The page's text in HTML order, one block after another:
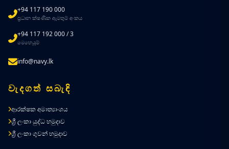
+94 117 190 000
ප්‍රධාන ක්ෂණික ඇමතුම් අංකය
+94 117 192 000 / 3
මෙහෙයුම්
info@navy.lk
වැදගත් සබැඳි
ආරක්ෂක අමාත්‍යාංශය
ශ්‍රී ලංකා යුද්ධ හමුදාව
ශ්‍රී ලංකා ගුවන් හමුදාව